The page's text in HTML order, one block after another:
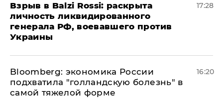
​Взрыв в Balzi Rossi: раскрыта
личность ликвидированного
генерала РФ, воевавшего против
Украины
17:28
Bloomberg: экономика России
подхватила "голландскую болезнь" в
самой тяжелой форме
16:20